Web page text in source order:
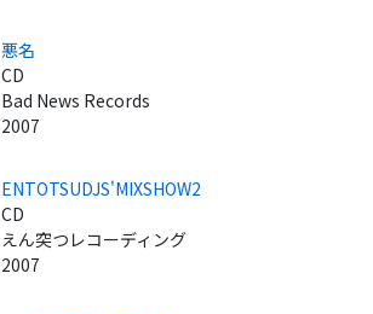
悪名
CD
Bad News Records
2007
ENTOTSUDJS'MIXSHOW2
CD
えん突つレコーディング
2007